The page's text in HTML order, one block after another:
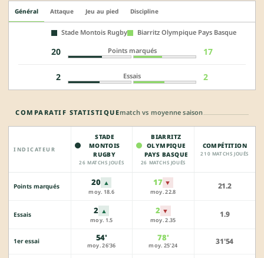
Général Attaque Jeu au pied Discipline
Stade Montois Rugby Biarritz Olympique Pays Basque
20 Points marqués 17
2 Essais 2
COMPARATIF STATISTIQUEmatch vs moyenne saison
INDICATEUR
STADE
MONTOIS
RUGBY
26 MATCHS JOUÉS
BIARRITZ
OLYMPIQUE
PAYS BASQUE
26 MATCHS JOUÉS
COMPÉTITION
210 MATCHS JOUÉS
Points marqués 20 ▲
moy. 18.6
17 ▼
moy. 22.8
21.2
Essais 2 ▲
moy. 1.5
2 ▼
moy. 2.35
1.9
1er essai 54'
moy. 26'36
78'
moy. 25'24 31'54